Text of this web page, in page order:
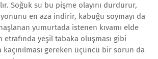
Soğuk su bu pişme olayını durdurur,
en aza indirir, kabuğu soymayı da
yumurtada istenen kıvamı elde
etrafında yeşil tabaka oluşması gibi
kaçınılması gereken üçüncü bir sorun da